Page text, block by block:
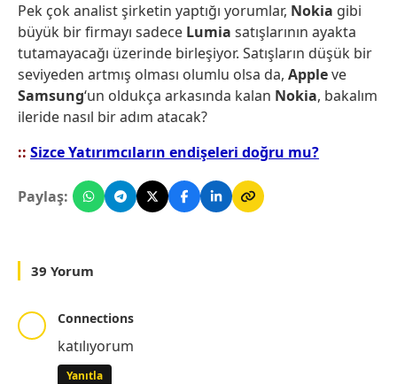
Pek çok analist şirketin yaptığı yorumlar, Nokia gibi
büyük bir firmayı sadece Lumia satışlarının ayakta
tutamayacağı üzerinde birleşiyor. Satışların düşük bir
seviyeden artmış olması olumlu olsa da, Appleve
Samsung‘un oldukça arkasında kalan Nokia, bakalım
ileride nasıl bir adım atacak?
:: Sizce Yatırımcıların endişeleri doğru mu?
Paylaş:
39 Yorum
Connections
katılıyorum
Yanıtla